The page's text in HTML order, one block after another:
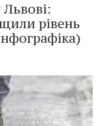
рівень